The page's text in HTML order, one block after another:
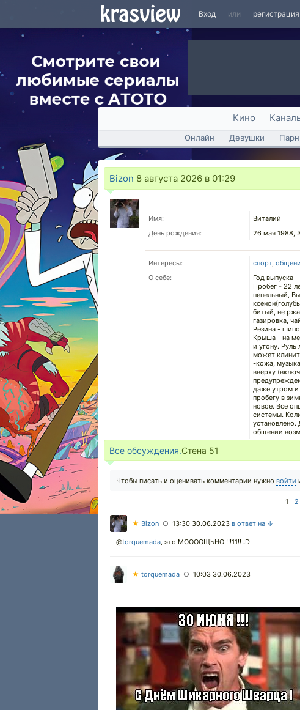
Вход или регистрация
Кино
Онлайн Девушки
Bizon 8 августа 2026 в 01:29
Имя:
Виталий
День рождения:
26 мая 1988,
Интересы: спорт,
О себе:
Год выпуска
Пробег - 22
пепельный,
битый, не
газировка,
Резина -
Крыша - на
и угону. Руль
может
-кожа,
вверху
даже утром и
пробегу в
новое. Все
системы.
общении
Все обсуждения.Стена 51
Чтобы писать и оценивать комментарии нужно войти
1 2
★ Bizon ○ 13:30 30.06.2023 в ответ на ↓
@torquemada, это МООООЩЬНО !!!11!! :D
★ torquemada ○ 10:03 30.06.2023